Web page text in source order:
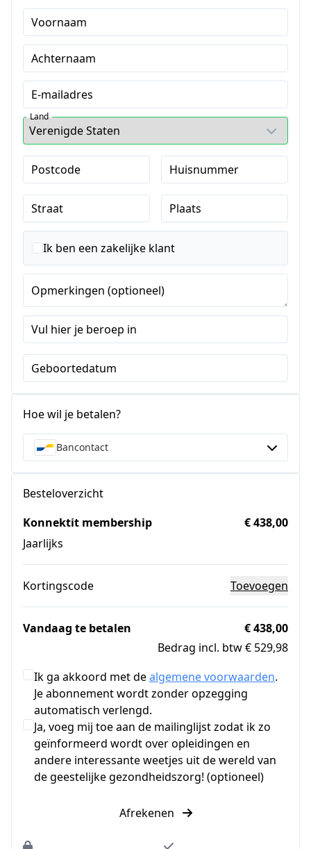
Voornaam
Achternaam
E-mailadres
Land
Postcode Huisnummer
Straat Plaats
Ik ben een zakelijke klant
Opmerkingen (optioneel)
Vul hier je beroep in
Geboortedatum
Hoe wil je betalen?
Bancontact
Besteloverzicht
Konnektit membership
Jaarlijks
€ 438,00
Kortingscode Toevoegen
Vandaag te betalen
€ 438,00
Bedrag incl. btw € 529,98
Ik ga akkoord met dealgemene voorwaarden.
Je abonnement wordt zonder opzegging
automatisch verlengd.
Ja, voeg mij toe aan de mailinglijst zodat ik zo
geïnformeerd wordt over opleidingen en
andere interessante weetjes uit de wereld van
de geestelijke gezondheidszorg! (optioneel)
Afrekenen